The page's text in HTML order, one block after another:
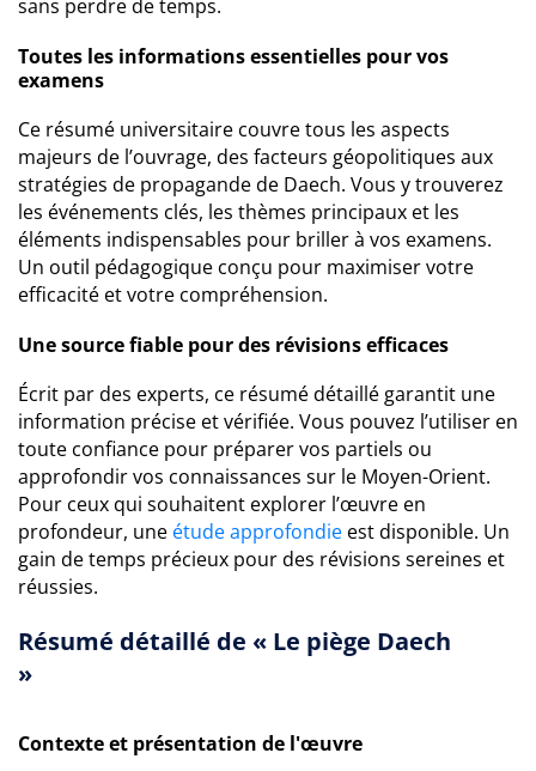
sans perdre de temps.
Toutes les informations essentielles pour vos
examens
Ce résumé universitaire couvre tous les aspects
majeurs de l’ouvrage, des facteurs géopolitiques aux
stratégies de propagande de Daech. Vous y trouverez
les événements clés, les thèmes principaux et les
éléments indispensables pour briller à vos examens.
Un outil pédagogique conçu pour maximiser votre
efficacité et votre compréhension.
Une source fiable pour des révisions efficaces
Écrit par des experts, ce résumé détaillé garantit une
information précise et vérifiée. Vous pouvez l’utiliser en
toute confiance pour préparer vos partiels ou
approfondir vos connaissances sur le Moyen-Orient.
Pour ceux qui souhaitent explorer l’œuvre en
profondeur, une étude approfondie est disponible. Un
gain de temps précieux pour des révisions sereines et
réussies.
Résumé détaillé de « Le piège Daech
»
Contexte et présentation de l'œuvre